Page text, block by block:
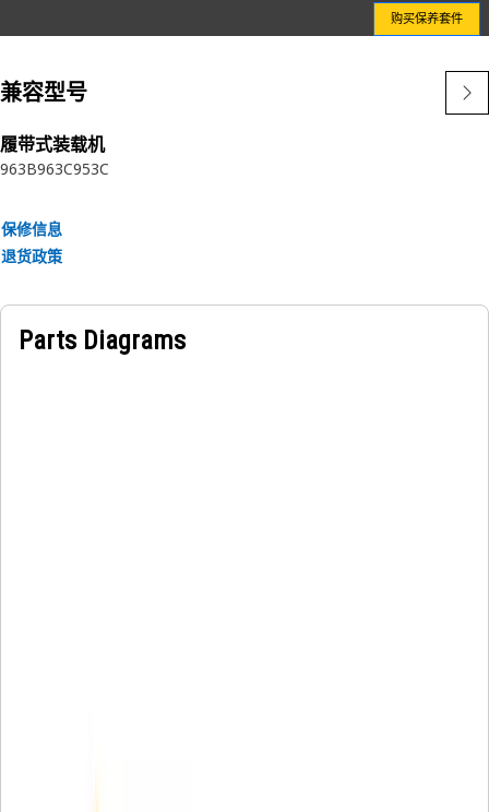
购买保养套件
兼容型号
履带式装载机
963B963C953C
保修信息
退货政策
Parts Diagrams